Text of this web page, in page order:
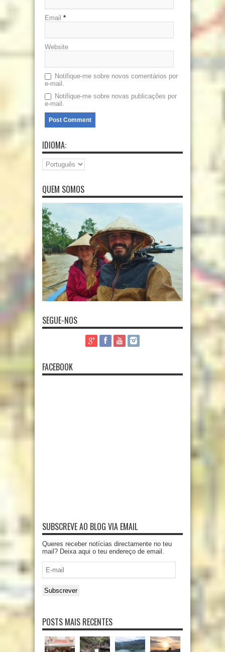
Email *
Website
Notifique-me sobre novos comentários por
e-mail.
Notifique-me sobre novas publicações por
e-mail.
IDIOMA:
QUEM SOMOS
SEGUE-NOS
FACEBOOK
SUBSCREVE AO BLOG VIA EMAIL
Queres receber notícias directamente no teu
mail? Deixa aqui o teu endereço de email.
mail
Subscrever
POSTS MAIS RECENTES